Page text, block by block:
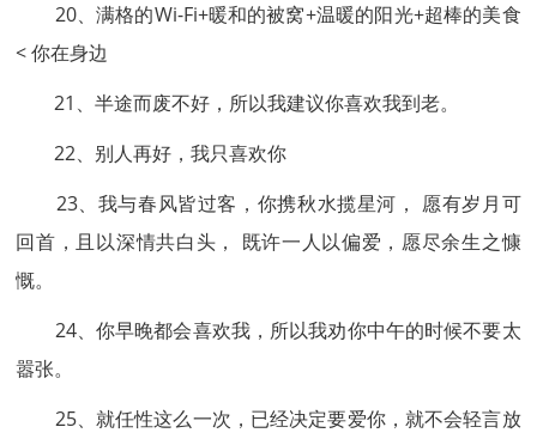
20、满格的Wi-Fi+暖和的被窝+温暖的阳光+超棒的美食
< 你在身边
21、半途而废不好，所以我建议你喜欢我到老。
22、别人再好，我只喜欢你
23、我与春风皆过客，你携秋水揽星河， 愿有岁月可
回首，且以深情共白头， 既许一人以偏爱，愿尽余生之慷
慨。
24、你早晚都会喜欢我，所以我劝你中午的时候不要太
嚣张。
25、就任性这么一次，已经决定要爱你，就不会轻言放